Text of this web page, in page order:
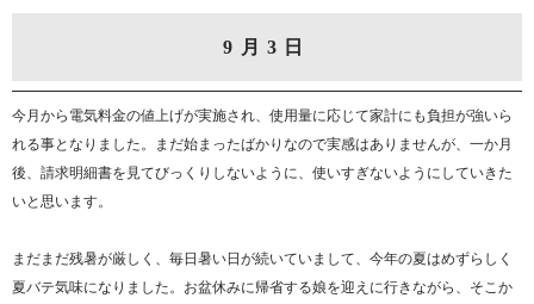
9月3日
今月から電気料金の値上げが実施され、使用量に応じて家計にも負担が強いら
れる事となりました。まだ始まったばかりなので実感はありませんが、一か月
後、請求明細書を見てびっくりしないように、使いすぎないようにしていきた
いと思います。
まだまだ残暑が厳しく、毎日暑い日が続いていまして、今年の夏はめずらしく
夏バテ気味になりました。お盆休みに帰省する娘を迎えに行きながら、そこか